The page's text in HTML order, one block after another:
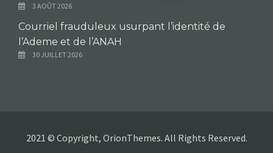
3 AOÛT 2026
Courriel frauduleux usurpant l’identité de
l’Ademe et de l’ANAH
30 JUILLET 2026
2021 © Copyright, OrionThemes. All Rights Reserved.